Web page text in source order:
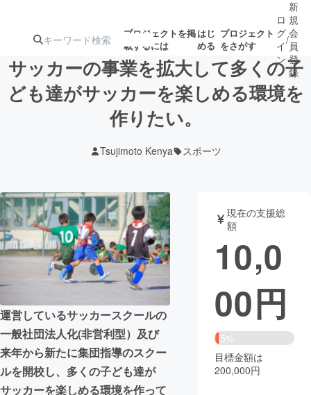
プロジェクトを掲
載するには
はじ
める
プロジェクト
をさがす
注目の新着プロ募集終了が近いプ
テクノロジー・ガジェット
映像・映画 書籍・雑誌
チャレンジ
まちづくり・地域活性化
CAMPFIRE for Social Good
CAMPFIRE Creation
ロ
グ
イ
ン
/
新
規
会
員
登
録
サッカーの事業を拡大して多くの子
ども達がサッカーを楽しめる環境を
作りたい。
Tsujimoto Kenya スポーツ
運営しているサッカースクールの
一般社団法人化(非営利型）及び
来年から新たに集団指導のスクー
ルを開校し、多くの子ども達が
サッカーを楽しめる環境を作って
現在の支援総
額
10,0
00円
5%
目標金額は
200,000円